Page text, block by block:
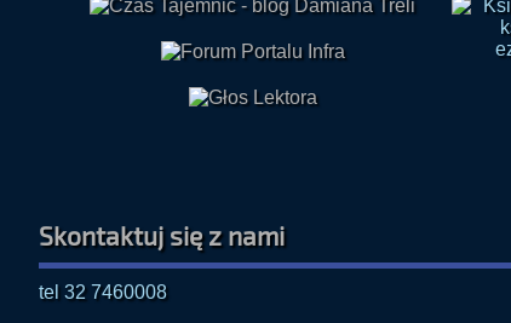
tel 32 7460008
Formularz kontaktowy